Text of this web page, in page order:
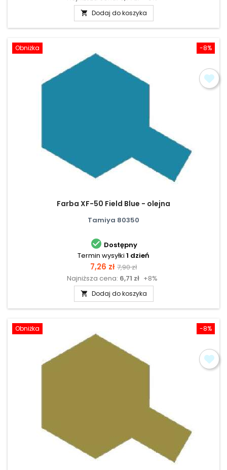
 Dodaj do koszyka
-8%
Obniżka
Farba XF-50 Field Blue - olejna
Tamiya 80350
 Dostępny
Termin wysyłki 1 dzień
Cena
7,26 zł Cena
podstawowa
7,90 zł
Najniższa cena: 6,71 zł +8%
 Dodaj do koszyka
-8%
Obniżka